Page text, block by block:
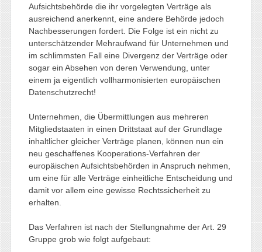
Aufsichtsbehörde die ihr vorgelegten Verträge als
ausreichend anerkennt, eine andere Behörde jedoch
Nachbesserungen fordert. Die Folge ist ein nicht zu
unterschätzender Mehraufwand für Unternehmen und
im schlimmsten Fall eine Divergenz der Verträge oder
sogar ein Absehen von deren Verwendung, unter
einem ja eigentlich vollharmonisierten europäischen
Datenschutzrecht!
Unternehmen, die Übermittlungen aus mehreren
Mitgliedstaaten in einen Drittstaat auf der Grundlage
inhaltlicher gleicher Verträge planen, können nun ein
neu geschaffenes Kooperations-Verfahren der
europäischen Aufsichtsbehörden in Anspruch nehmen,
um eine für alle Verträge einheitliche Entscheidung und
damit vor allem eine gewisse Rechtssicherheit zu
erhalten.
Das Verfahren ist nach der Stellungnahme der Art. 29
Gruppe grob wie folgt aufgebaut: